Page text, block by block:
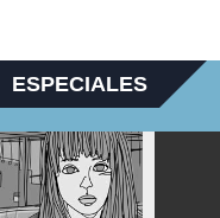
ESPECIALES